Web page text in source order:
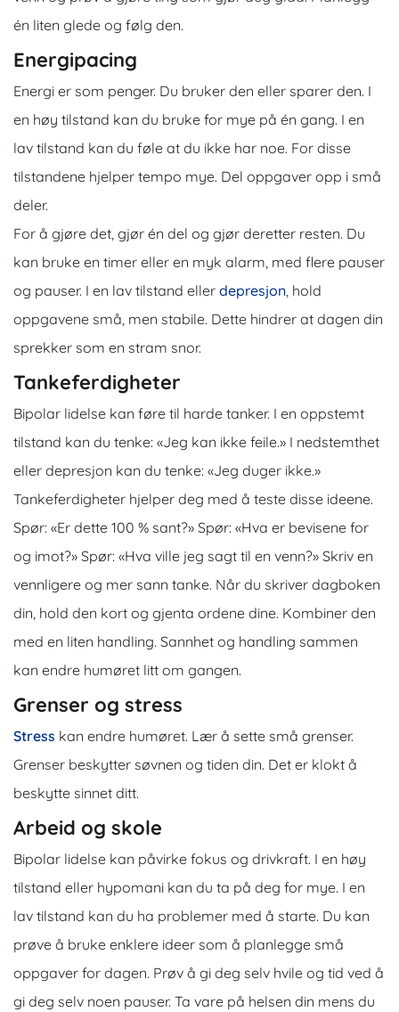
én liten glede og følg den.
Energipacing
Energi er som penger. Du bruker den eller sparer den. I
en høy tilstand kan du bruke for mye på én gang. I en
lav tilstand kan du føle at du ikke har noe. For disse
tilstandene hjelper tempo mye. Del oppgaver opp i små
deler.
For å gjøre det, gjør én del og gjør deretter resten. Du
kan bruke en timer eller en myk alarm, med flere pauser
og pauser. I en lav tilstand eller depresjon, hold
oppgavene små, men stabile. Dette hindrer at dagen din
sprekker som en stram snor.
Tankeferdigheter
Bipolar lidelse kan føre til harde tanker. I en oppstemt
tilstand kan du tenke: «Jeg kan ikke feile.» I nedstemthet
eller depresjon kan du tenke: «Jeg duger ikke.»
Tankeferdigheter hjelper deg med å teste disse ideene.
Spør: «Er dette 100 % sant?» Spør: «Hva er bevisene for
og imot?» Spør: «Hva ville jeg sagt til en venn?» Skriv en
vennligere og mer sann tanke. Når du skriver dagboken
din, hold den kort og gjenta ordene dine. Kombiner den
med en liten handling. Sannhet og handling sammen
kan endre humøret litt om gangen.
Grenser og stress
Stress kan endre humøret. Lær å sette små grenser.
Grenser beskytter søvnen og tiden din. Det er klokt å
beskytte sinnet ditt.
Arbeid og skole
Bipolar lidelse kan påvirke fokus og drivkraft. I en høy
tilstand eller hypomani kan du ta på deg for mye. I en
lav tilstand kan du ha problemer med å starte. Du kan
prøve å bruke enklere ideer som å planlegge små
oppgaver for dagen. Prøv å gi deg selv hvile og tid ved å
gi deg selv noen pauser. Ta vare på helsen din mens du